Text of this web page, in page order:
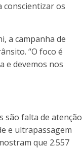
conscientizar os
a campanha de
“O foco é
e devemos nos
são falta de atenção
e ultrapassagem
que 2.557